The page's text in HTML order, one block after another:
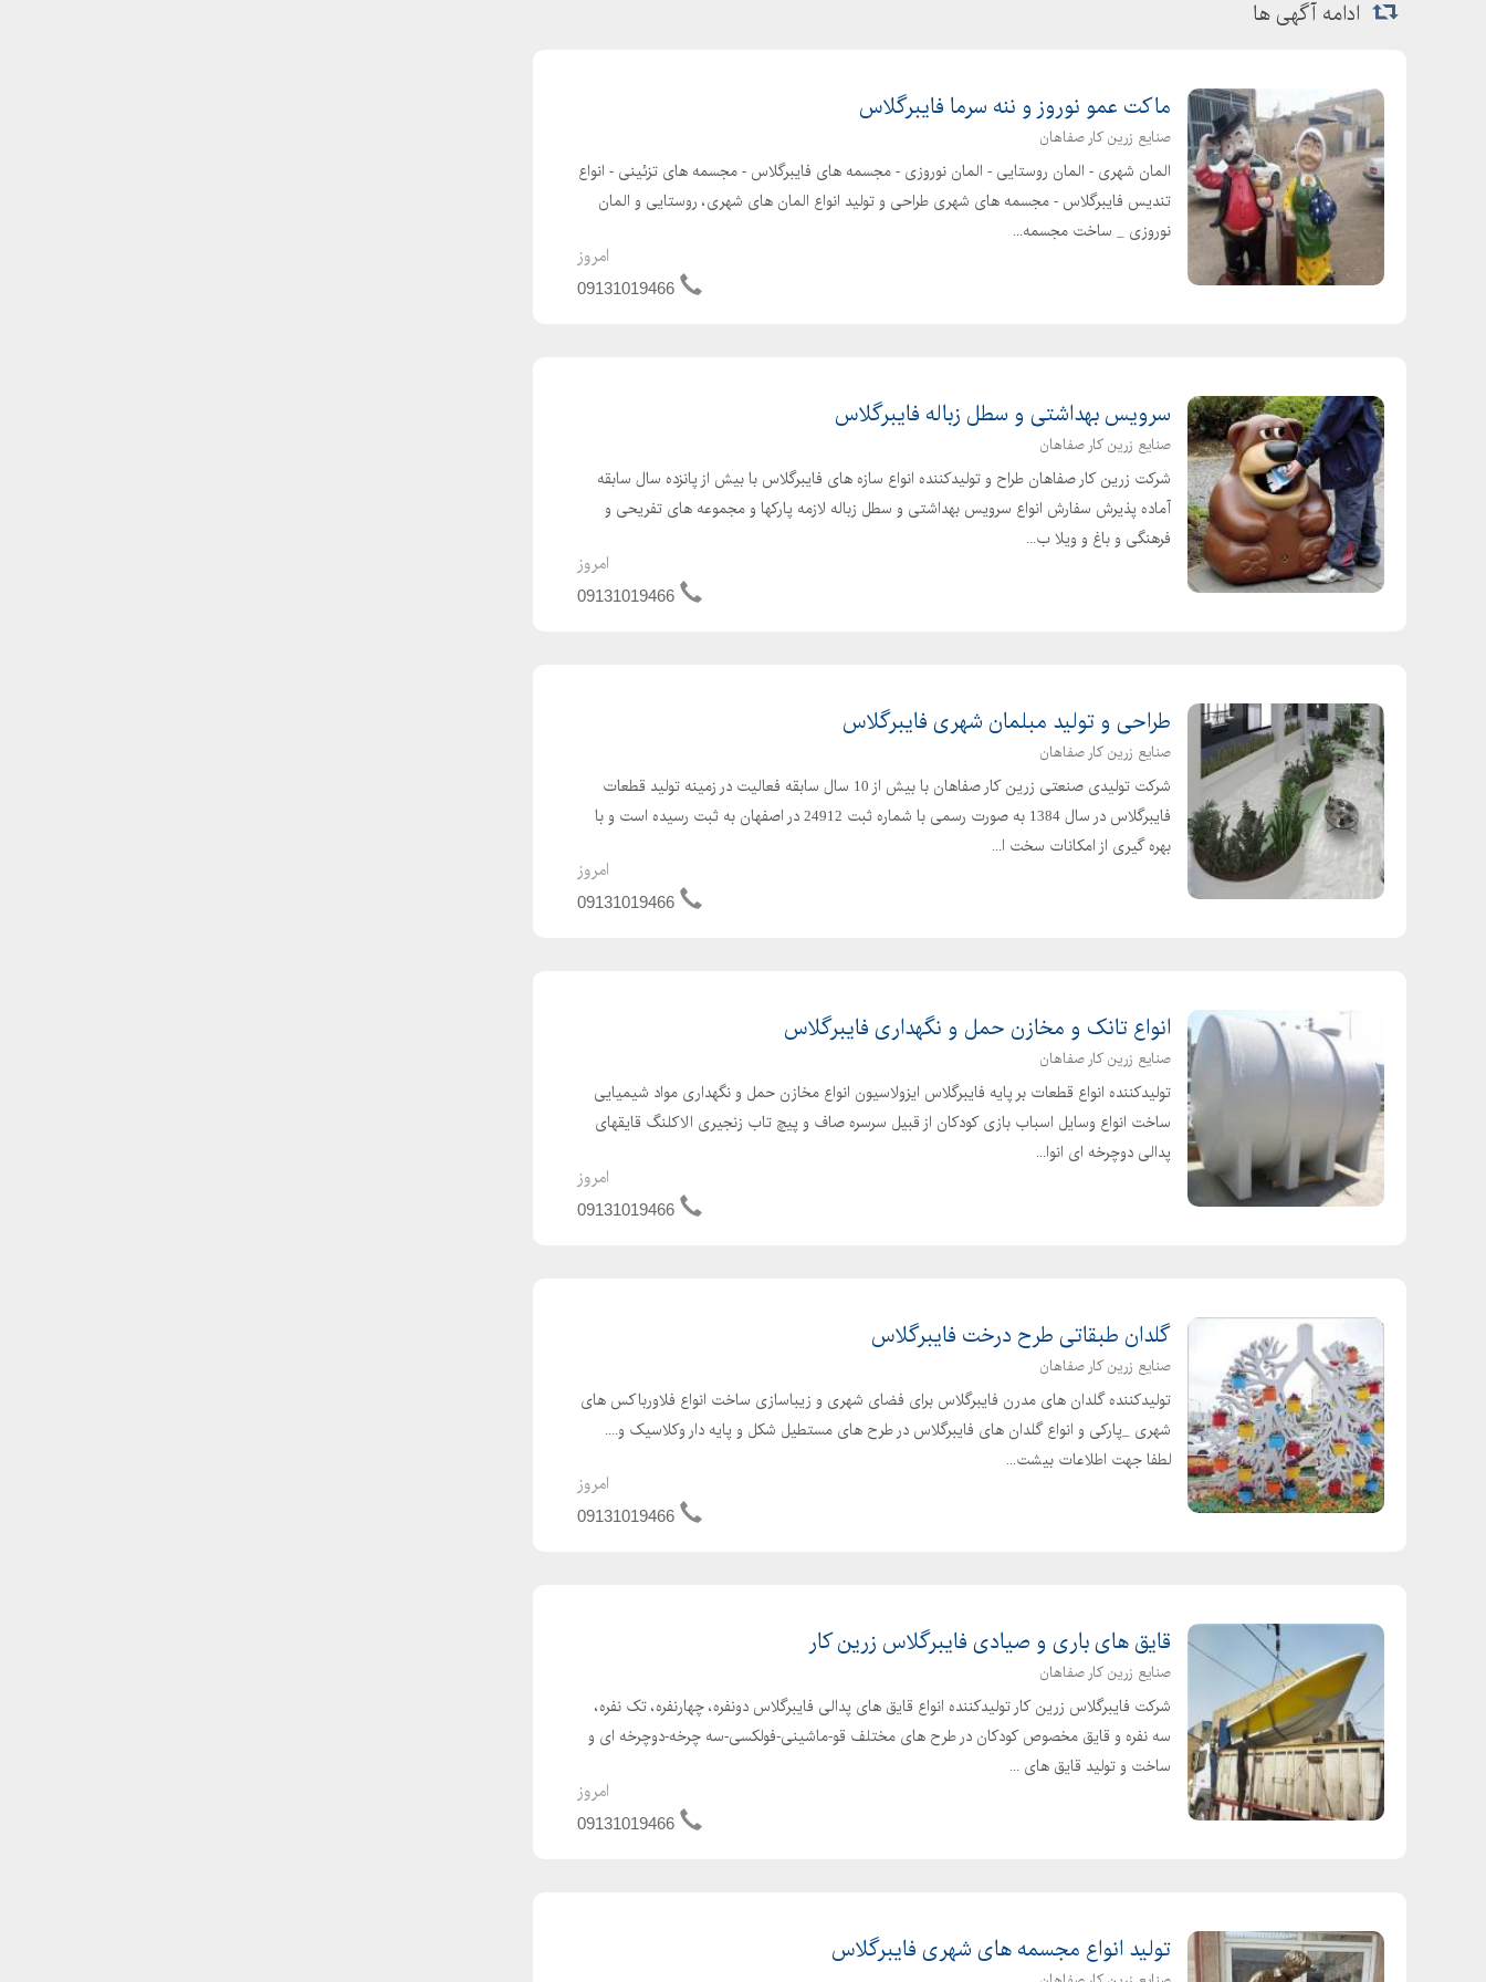
قیمت لوله پلی اتیلن اینچ
قیمت لوله پلی اتیلن اینچ
قیمت لوله پلی اتیلن درجه
قیمت لوله پلی اتیلن سال
لیست قیمت لوله پلی اتیلن آبیاری قطره ای
قیمت لوله پلی اتیلن
لیست قیمت اتصالات پلی اتیلن مهر
قیمت لوله پلی اتیلن گازی
قیمت لوله پلی اتیلن درجه
لیست قیمت اتصالات پلی اتیلن مهر
لیست قیمت لوله پلی اتیلن آبیاری قطره ای
قیمت لوله پلی اتیلن
قیمت لوله پلی اتیلن
لیست قیمت اتصالات آبیاری قطره ای
لیست قیمت روز لوله پلی اتیلن اصفهان
قیمت شیلنگ آبیاری قطره ای
قیمت لوله پلی اتیلن اینچ
قیمت لوله قطره ای باغ
قیمت لوله پلی اتیلن
قیمت لوله پلی اتیلن برق
قیمت لوله پلی اتیلن کابلی
قیمت روز اتصالات پلی اتیلن
قیمت لوله پلی اتیلن
قیمت لوله اب اشامیدنی
قیمت لوله پلی اتیلن
قیمت لوله پلی اتیلن فاضلابی
قیمت لوله پلی اتیلن
قیمت لوله پلی اتیلن
قیمت لوله پلی اتیلن
قیمت لوله پلی اتیلن سال
لیست قیمت لوله خرطومی برق
قیمت لوله پلی اتیلن
قیمت روز اتصالات پلی اتیلن
قیمت لوله پلی اتیلن برق
قیمت پلی اتیلن
قیمت لوله اب اشامیدنی
قیمت لوله پلی اتیلن جوشی
لیست اتصالات پلی اتیلن
لیست قیمت اتصالات پلی اتیلن
قیمت اتصالات پلی اتیلن پلی رود
لیست قیمت اتصالات پلی اتیلن پویا پلاست
قیمت اتصالات پلی اتیلن پیچی
قیمت اتصالات پلی اتیلن جوشی
قیمت لوله پلی اتیلن فاضلابی
قیمت لوله پلی اتیلن فشار قوی اصفهان
ادامه آگهی ها
ماکت عمو نوروز و ننه سرما فایبرگلاس
صنایع زرین کار صفاهان
المان شهری - المان روستایی - المان نوروزی - مجسمه های فایبرگلاس - مجسمه های تزئینی - انواع
تندیس فایبرگلاس - مجسمه های شهری طراحی و تولید انواع المان های شهری، روستایی و المان
نوروزی _ ساخت مجسمه...
امروز
09131019466
سرویس بهداشتی و سطل زباله فایبرگلاس
صنایع زرین کار صفاهان
شرکت زرین کار صفاهان طراح و تولیدکننده انواع سازه های فایبرگلاس با بیش از پانزده سال سابقه
آماده پذیرش سفارش انواع سرویس بهداشتی و سطل زباله لازمه پارکها و مجموعه های تفریحی و
فرهنگی و باغ و ویلا ب...
امروز
09131019466
طراحی و تولید مبلمان شهری فایبرگلاس
صنایع زرین کار صفاهان
شرکت تولیدی صنعتی زرین کار صفاهان با بیش از 10 سال سابقه فعالیت در زمینه تولید قطعات
فایبرگلاس در سال 1384 به صورت رسمی با شماره ثبت 24912 در اصفهان به ثبت رسیده است و با
بهره گیری از امکانات سخت ا...
امروز
09131019466
انواع تانک و مخازن حمل و نگهداری فایبرگلاس
صنایع زرین کار صفاهان
تولیدکننده انواع قطعات بر پایه فایبرگلاس ایزولاسیون انواع مخازن حمل و نگهداری مواد شیمیایی
ساخت انواع وسایل اسباب بازی کودکان از قبیل سرسره صاف و پیچ تاب زنجیری الاکلنگ قایقهای
پدالی دوچرخه ای انوا...
امروز
09131019466
گلدان طبقاتی طرح درخت فایبرگلاس
صنایع زرین کار صفاهان
تولیدکننده گلدان های مدرن فایبرگلاس برای فضای شهری و زیباسازی ساخت انواع فلاورباکس های
شهری _پارکی و انواع گلدان های فایبرگلاس در طرح های مستطیل شکل و پایه دار وکلاسیک و....
لطفا جهت اطلاعات بیشت...
امروز
09131019466
قایق های باری و صیادی فایبرگلاس زرین کار
صنایع زرین کار صفاهان
شرکت فایبرگلاس زرین کار تولیدکننده انواع قایق های پدالی فایبرگلاس دونفره، چهارنفره، تک نفره،
سه نفره و قایق مخصوص کودکان در طرح های مختلف قو-ماشینی-فولکسی-سه چرخه-دوچرخه ای و
ساخت و تولید قایق های ...
امروز
09131019466
تولید انواع مجسمه های شهری فایبرگلاس